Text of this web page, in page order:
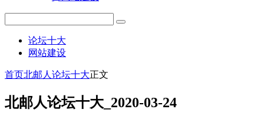
论坛十大
网站建设
首页北邮人论坛十大正文
北邮人论坛十大_2020-03-24